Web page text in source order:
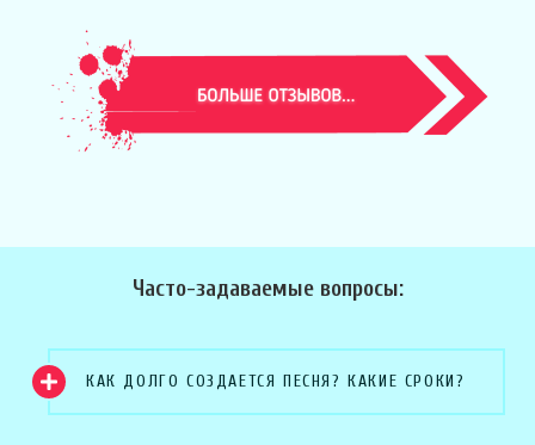
Часто-задаваемые вопросы:
КАК ДОЛГО СОЗДАЕТСЯ ПЕСНЯ? КАКИЕ СРОКИ?